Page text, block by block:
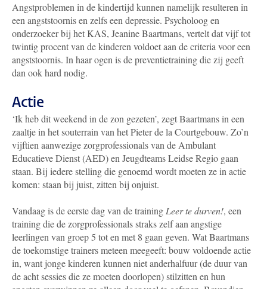
Angstproblemen in de kindertijd kunnen namelijk resulteren in
een angststoornis en zelfs een depressie. Psycholoog en
onderzoeker bij het KAS, Jeanine Baartmans, vertelt dat vijf tot
twintig procent van de kinderen voldoet aan de criteria voor een
angststoornis. In haar ogen is de preventietraining die zij geeft
dan ook hard nodig.
Actie
‘Ik heb dit weekend in de zon gezeten’, zegt Baartmans in een
zaaltje in het souterrain van het Pieter de la Courtgebouw. Zo’n
vijftien aanwezige zorgprofessionals van de Ambulant
Educatieve Dienst (AED) en Jeugdteams Leidse Regio gaan
staan. Bij iedere stelling die genoemd wordt moeten ze in actie
komen: staan bij juist, zitten bij onjuist.
Vandaag is de eerste dag van de trainingLeer te durven!, een
training die de zorgprofessionals straks zelf aan angstige
leerlingen van groep 5 tot en met 8 gaan geven. Wat Baartmans
de toekomstige trainers meteen meegeeft: bouw voldoende actie
in, want jonge kinderen kunnen niet anderhalfuur (de duur van
de acht sessies die ze moeten doorlopen) stilzitten en hun